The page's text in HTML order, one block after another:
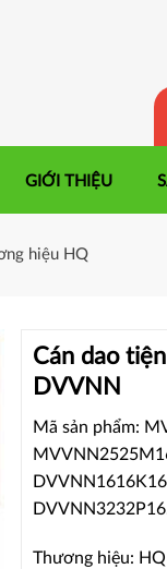
GIỚI THIỆU
hiệu HQ
Cán dao
DVVNN
Mã sản phẩm:
Thương hiệu: HQ